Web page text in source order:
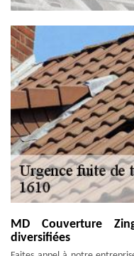
MD Couverture
diversifiées